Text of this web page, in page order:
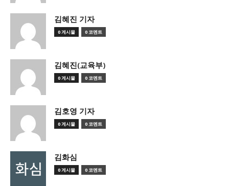
김혜진 기자
0 게시물 0 코멘트
김혜진(교육부)
0 게시물 0 코멘트
김호영 기자
0 게시물 0 코멘트
김화심
0 게시물 0 코멘트